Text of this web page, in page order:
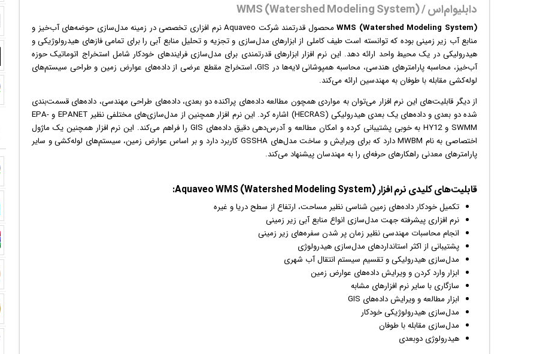
دابلیوام‌اس / WMS (Watershed Modeling System)
WMS (Watershed Modeling System) محصول قدرتمند شرکت Aquaveo نرم افزاری تخصصی در زمینه مدل‌سازی حوضه‌های آب‌خیز و
منابع آب زیر زمینی بوده که توانسته است طیف کاملی از ابزارهای مدل‌سازی و تجزیه و تحلیل منابع آبی را برای تمامی فازهای هیدرولوژیکی و
هیدرولیکی در یک محیط واحد ارائه دهد. این نرم افزار ابزارهای قدرتمندی برای مدل‌سازی فرایندهای خودکار شامل استخراج اتوماتیک حوزه
آب‌خیز، محاسبه پارامترهای هندسی، محاسبه همپوشانی لایه‌ها در GIS، استخراج مقطع عرضی از داده‌های عوارض زمین و طراحی سیستم‌های
لوله‌کشی مقابله با طوفان به مهندسین ارائه می‌کند.
از دیگر قابلیت‌های این نرم افزار می‌توان به مواردی همچون مطالعه داده‌های پراکنده دو بعدی، داده‌های طراحی مهندسی، داده‌های قسمت‌بندی
شده دو بعدی و داده‌های یک بعدی هیدرولیکی (HECRAS) اشاره کرد. این نرم افزار همچنین از مدل‌سازی‌های مختلفی نظیر EPANET و EPA-
SWMM و HY12 به خوبی پشتیبانی کرده و امکان مطالعه و آدرس‌دهی دقیق داده‌های GIS را فراهم می‌کند. این نرم افزار همچنین یک ماژول
اختصاصی به نام MWBM دارد که برای ویرایش و ساخت مدل‌های GSSHA کاربرد دارد و بر اساس عوارض زمین، سیستم‌های لوله‌کشی و سایر
پارامترهای معدنی راهکارهای حرفه‌ای را به مهندسان پیشنهاد می‌کند.
قابلیت‌‌های کلیدی نرم افزار Aquaveo WMS (Watershed Modeling System):
تکمیل خودکار داده‌های زمین شناسی نظیر مساحت، ارتفاع از سطح دریا و غیره
نرم افزاری پیشرفته جهت مدل‌سازی انواع منابع آبی زیر زمینی
انجام محاسبات مهندسی نظیر زمان پر شدن سفره‌های زیر زمینی
پشتیبانی از اکثر استانداردهای مدل‌سازی هیدرولوژی
مدل‌سازی هیدرولیکی و تقسیم سیستم انتقال آب شهری
ابزار وارد کردن و ویرایش داده‌های عوارض زمین
سازگاری با سایر نرم افزارهای مشابه
ابزار مطالعه و ویرایش داده‌های GIS
مدل‌سازی هیدرولوژیکی خودکار
مدل‌سازی مقابله با طوفان
هیدرولوژی دوبعدی